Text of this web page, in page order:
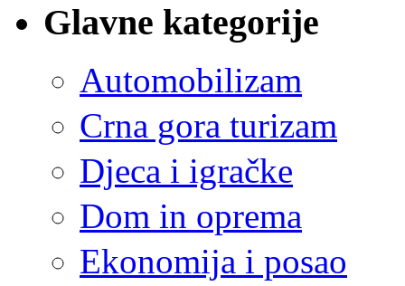
Glavne kategorije
Automobilizam
Crna gora turizam
Djeca i igračke
Dom in oprema
Ekonomija i posao